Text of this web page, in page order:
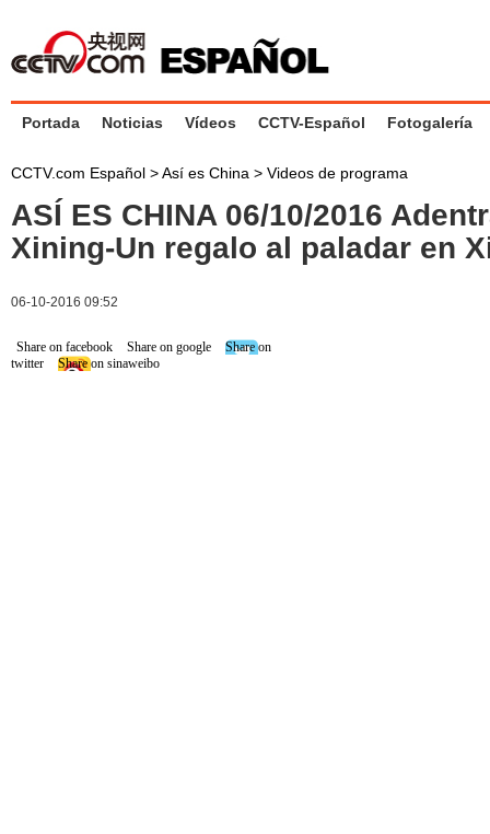
Portada Noticias Vídeos CCTV-Español Fotogalería
CCTV.com Español >Así es China > Videos de programa
ASÍ ES CHINA 06/10/2016
Xining-Un regalo al paladar en
06-10-2016 09:52
Share on facebook Share on google
Share on
twitter
Share on sinaweibo